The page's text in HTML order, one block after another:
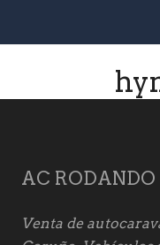
AC RODANDO
Venta de